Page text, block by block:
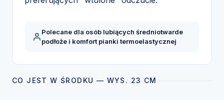
Polecane dla osób lubiących średniotwarde
podłoże i komfort pianki termoelastycznej
CO JEST W ŚRODKU — WYS. 23 CM